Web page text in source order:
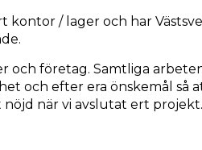
kontor / lager och har
och företag. Samtliga
och efter era önskemål så
när vi avslutat ert projekt.